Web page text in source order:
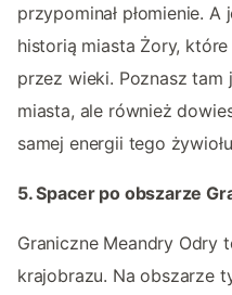
przypominał płomienie.
historią miasta Żory,
przez wieki. Poznasz
miasta, ale również
samej energii tego
5. Spacer po obszarze
Graniczne Meandry Odry
krajobrazu. Na obszarze